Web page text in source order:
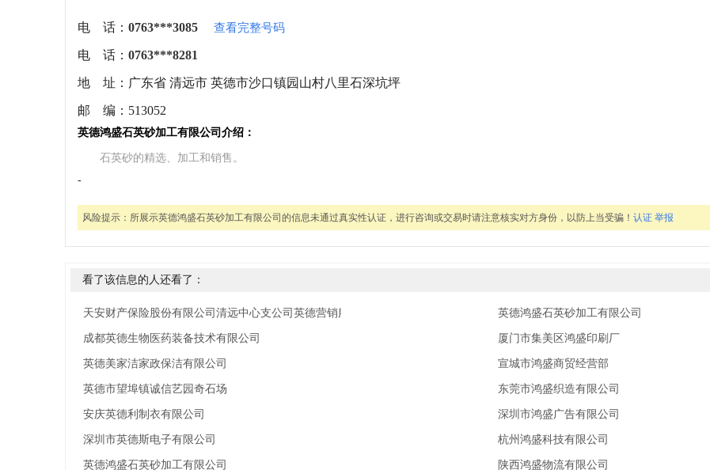
电 话： 0763***3085 查看完整号码
电 话： 0763***8281
地 址： 广东省 清远市 英德市沙口镇园山村八里石深坑坪
邮 编： 513052
英德鸿盛石英砂加工有限公司介绍：
石英砂的精选、加工和销售。
-
风险提示： 所展示英德鸿盛石英砂加工有限公司的信息未通过真实性认证，进行咨询或交易时请注意核实对方身份，以防上当受骗！ 认证 举报
看了该信息的人还看了：
天安财产保险股份有限公司清远中心支公司英德营销服务部
成都英德生物医药装备技术有限公司
英德美家洁家政保洁有限公司
英德市望埠镇诚信艺园奇石场
安庆英德利制衣有限公司
深圳市英德斯电子有限公司
英德鸿盛石英砂加工有限公司
英德鸿盛石英砂加工有限公司
厦门市集美区鸿盛印刷厂
宣城市鸿盛商贸经营部
东莞市鸿盛织造有限公司
深圳市鸿盛广告有限公司
杭州鸿盛科技有限公司
陕西鸿盛物流有限公司